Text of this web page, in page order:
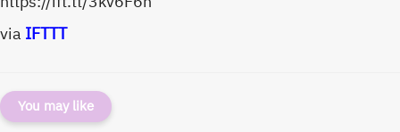
via IFTTT
You may like